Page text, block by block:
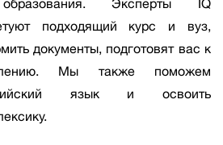
образования. Эксперты IQ
подходящий курс и вуз,
документы, подготовят вас к
Мы также поможем
язык и освоить